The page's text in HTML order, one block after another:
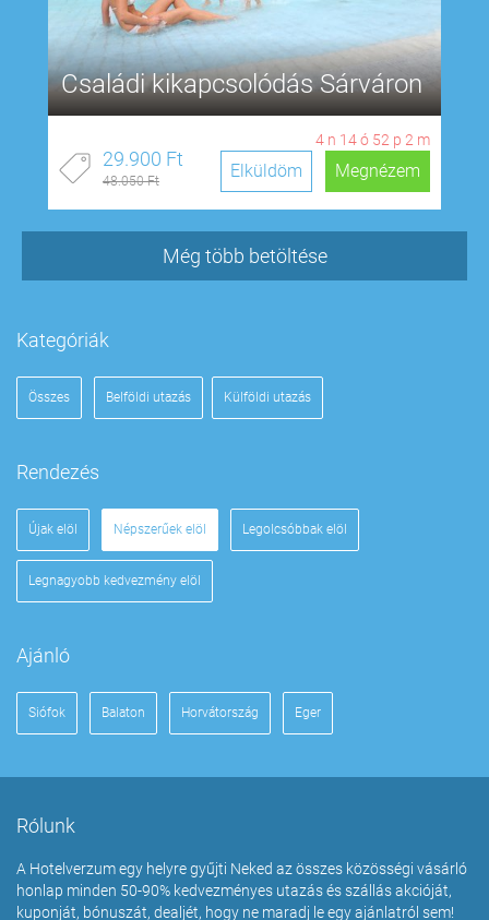
Családi kikapcsolódás Sárváron
4 n 14ó 52 p 1 m
29.900 Ft
48.050 Ft Megnézem
Elküldöm
Még több betöltése
Kategóriák
Összes Belföldi utazás Külföldi utazás
Rendezés
Újak elöl Népszerűek elöl Legolcsóbbak elöl
Legnagyobb kedvezmény elöl
Ajánló
Siófok Balaton Horvátország Eger
Rólunk
A Hotelverzum egy helyre gyűjti Neked az összes közösségi vásárló
honlap minden 50-90% kedvezményes utazás és szállás akcióját,
kuponját, bónuszát, dealjét, hogy ne maradj le egy ajánlatról sem!